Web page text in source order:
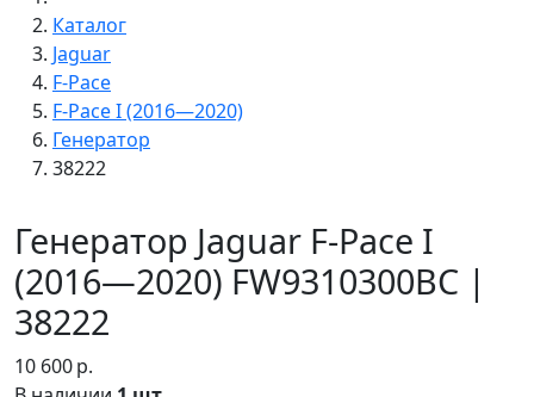
Каталог
Jaguar
F-Pace
F-Pace I (2016—2020)
Генератор
38222
Генератор Jaguar F-Pace I
(2016—2020) FW9310300BC |
38222
10 600р.